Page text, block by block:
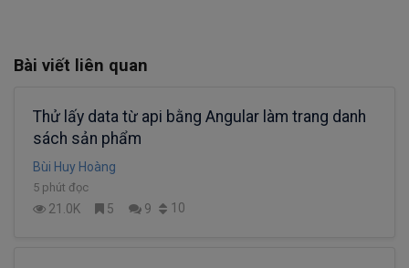
Bài viết liên quan
Thử lấy data từ api bằng Angular làm trang danh
sách sản phẩm
Bùi Huy Hoàng
5 phút đọc
21.0K 5 9 10